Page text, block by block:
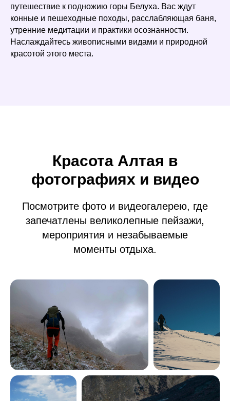
путешествие к подножию горы Белуха. Вас ждут
конные и пешеходные походы, расслабляющая баня,
утренние медитации и практики осознанности.
Наслаждайтесь живописными видами и природной
красотой этого места.
Красота Алтая в
фотографиях и видео
Посмотрите фото и видеогалерею, где
запечатлены великолепные пейзажи,
мероприятия и незабываемые
моменты отдыха.